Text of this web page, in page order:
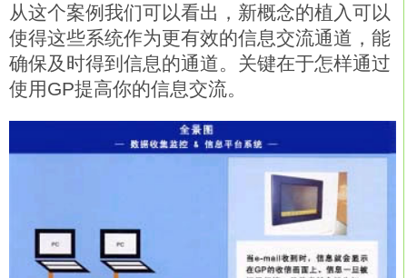
从这个案例我们可以看出，新概念的植入可以
使得这些系统作为更有效的信息交流通道，能
确保及时得到信息的通道。关键在于怎样通过
使用GP提高你的信息交流。